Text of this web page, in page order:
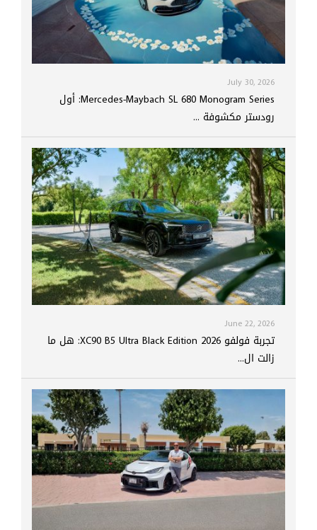
July 30, 2026
Mercedes-Maybach SL 680 Monogram Series: أول
رودستر مكشوفة ...
June 22, 2026
تجربة فولفو XC90 B5 Ultra Black Edition 2026: هل ما
زالت ال...